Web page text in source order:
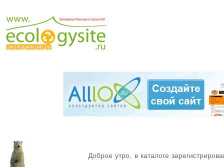
Доброе утро, в каталоге